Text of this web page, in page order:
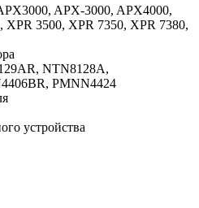
APX-3000, APX4000,
3500, XPR 7350, XPR 7380,
NTN8128A,
PMNN4424
устройства